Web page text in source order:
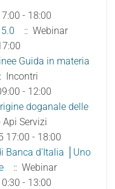
- 18:00
:: Webinar
Guida in materia
Incontri
- 12:00
doganale delle
Servizi
17:00 - 18:00
Banca d'Italia │Uno
:: Webinar
- 13:00